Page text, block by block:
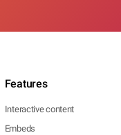
Features
Interactive content
Embeds